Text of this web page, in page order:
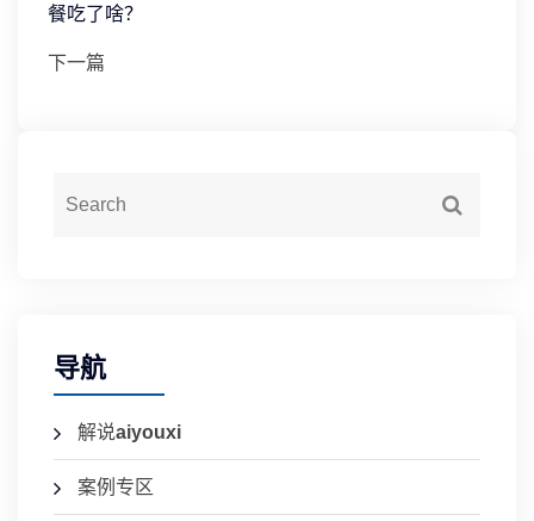
餐吃了啥？
下一篇
导航
解说aiyouxi
案例专区